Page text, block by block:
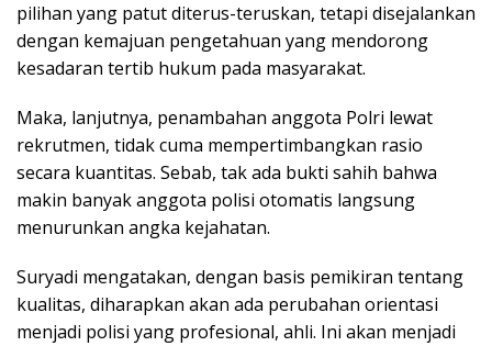
pilihan yang patut diterus-teruskan, tetapi disejalankan
dengan kemajuan pengetahuan yang mendorong
kesadaran tertib hukum pada masyarakat.
Maka, lanjutnya, penambahan anggota Polri lewat
rekrutmen, tidak cuma mempertimbangkan rasio
secara kuantitas. Sebab, tak ada bukti sahih bahwa
makin banyak anggota polisi otomatis langsung
menurunkan angka kejahatan.
Suryadi mengatakan, dengan basis pemikiran tentang
kualitas, diharapkan akan ada perubahan orientasi
menjadi polisi yang profesional, ahli. Ini akan menjadi